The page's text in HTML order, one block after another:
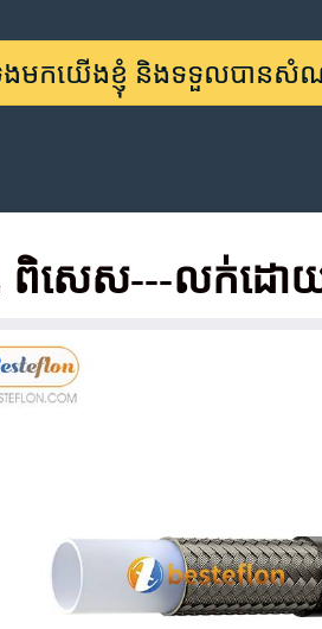
ងមកយើងខ្ញុំ និងទទួលបានសំណ
សេស---លក់ដោយ